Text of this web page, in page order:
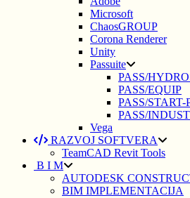
Microsoft
ChaosGROUP
Corona Renderer
Unity
Passuite
PASS/
PASS/EQUIP
PASS/START-
PASS/
Vega
RAZVOJ SOFTVERA
TeamCAD Revit Tools
B I M
AUTODESK
BIM IMPLEMENTACIJA